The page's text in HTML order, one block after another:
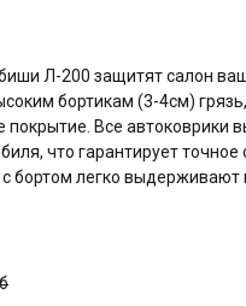
Л-200 защитят салон
бортикам (3-4см)
Все автоковрики
что гарантирует
бортом легко выдерживают
размещены шипы
деформируются со